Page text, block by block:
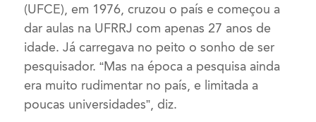
(UFCE), em 1976, cruzou o país e começou a
dar aulas na UFRRJ com apenas 27 anos de
idade. Já carregava no peito o sonho de ser
pesquisador. “Mas na época a pesquisa ainda
era muito rudimentar no país, e limitada a
poucas universidades”, diz.